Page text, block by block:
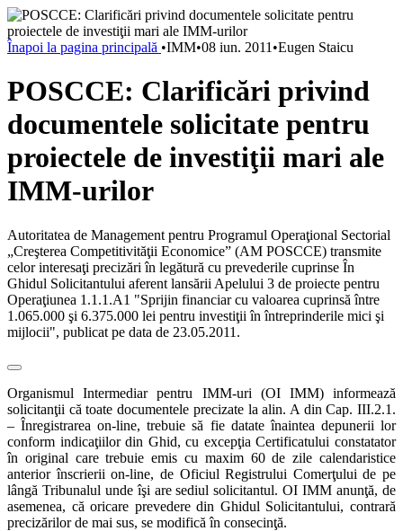
Înapoi la pagina principală •IMM•08 iun. 2011 •Eugen Staicu
POSCCE: Clarificări privind
documentele solicitate pentru
proiectele de investiţii mari ale
IMM-urilor
Autoritatea de Management pentru Programul Operaţional Sectorial
„Creşterea Competitivităţii Economice” (AM POSCCE) transmite
celor interesaţi precizări în legătură cu prevederile cuprinse În
Ghidul Solicitantului aferent lansării Apelului 3 de proiecte pentru
Operaţiunea 1.1.1.A1 "Sprijin financiar cu valoarea cuprinsă între
1.065.000 şi 6.375.000 lei pentru investiţii în întreprinderile mici şi
mijlocii", publicat pe data de 23.05.2011.
Organismul Intermediar pentru IMM-uri (OI IMM) informează
solicitanţii că toate documentele precizate la alin. A din Cap. III.2.1.
– Înregistrarea on-line, trebuie să fie datate înaintea depunerii lor
conform indicaţiilor din Ghid, cu excepţia Certificatului constatator
în original care trebuie emis cu maxim 60 de zile calendaristice
anterior înscrierii on-line, de Oficiul Registrului Comerţului de pe
lângă Tribunalul unde îşi are sediul solicitantul. OI IMM anunţă, de
asemenea, că oricare prevedere din Ghidul Solicitantului, contrară
precizărilor de mai sus, se modifică în consecinţă.